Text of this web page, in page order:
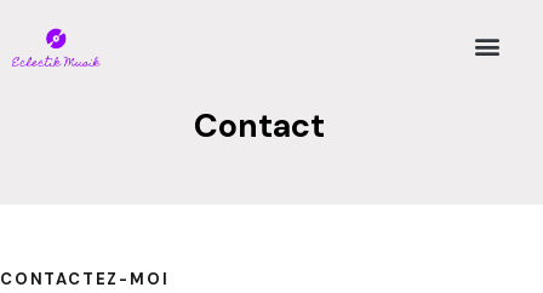
Contact
CONTACTEZ-MOI